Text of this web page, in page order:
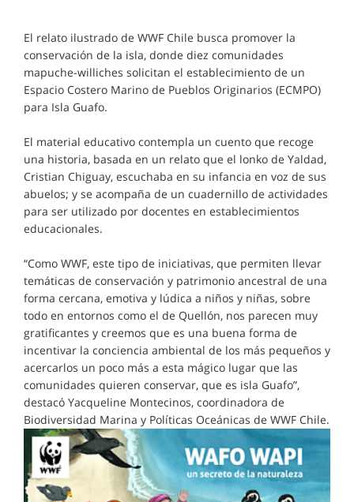
El relato ilustrado de WWF Chile busca promover la
conservación de la isla, donde diez comunidades
mapuche-williches solicitan el establecimiento de un
Espacio Costero Marino de Pueblos Originarios (ECMPO)
para Isla Guafo.
El material educativo contempla un cuento que recoge
una historia, basada en un relato que el lonko de Yaldad,
Cristian Chiguay, escuchaba en su infancia en voz de sus
abuelos; y se acompaña de un cuadernillo de actividades
para ser utilizado por docentes en establecimientos
educacionales.
“Como WWF, este tipo de iniciativas, que permiten llevar
temáticas de conservación y patrimonio ancestral de una
forma cercana, emotiva y lúdica a niños y niñas, sobre
todo en entornos como el de Quellón, nos parecen muy
gratificantes y creemos que es una buena forma de
incentivar la conciencia ambiental de los más pequeños y
acercarlos un poco más a esta mágico lugar que las
comunidades quieren conservar, que es isla Guafo”,
destacó Yacqueline Montecinos, coordinadora de
Biodiversidad Marina y Políticas Oceánicas de WWF Chile.